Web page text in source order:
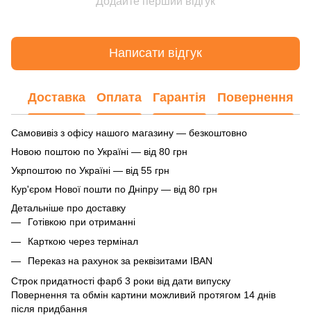
Написати відгук
Доставка Оплата Гарантія Повернення
Самовивіз з офісу нашого магазину — безкоштовно
Новою поштою по Україні — від 80 грн
Укрпоштою по Україні — від 55 грн
Кур'єром Нової пошти по Дніпру — від 80 грн
Детальніше про доставку
Готівкою при отриманні
Карткою через термінал
Переказ на рахунок за реквізитами IBAN
Строк придатності фарб 3 роки від дати випуску
Повернення та обмін картини можливий протягом 14 днів
після придбання